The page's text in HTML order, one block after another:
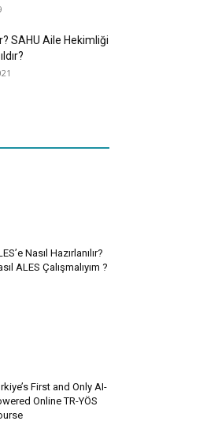
SAHU Aile Hekimliği
Nasıl Hazırlanılır?
ALES Çalışmalıyım ?
First and Only AI-
Online TR-YÖS